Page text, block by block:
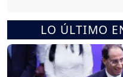
LO ÚLTIMO